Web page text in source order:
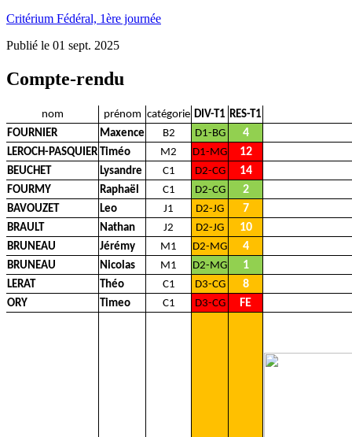
Critérium Fédéral, 1ère journée
Publié le 01 sept. 2025
Compte-rendu
nom prénom catégorie DIV-T1 RES-T1
FOURNIER
Maxence B2 D1-BG 4
LEROCH-PASQUIER Timéo M2 D1-MG 12
BEUCHET Lysandre C1 D2-CG 14
FOURMY Raphaël C1 D2-CG 2
BAVOUZET Leo J1 D2-JG 7
BRAULT Nathan J2 D2-JG 10
BRUNEAU Jérémy M1 D2-MG 4
BRUNEAU Nicolas M1 D2-MG 1
LERAT Théo C1 D3-CG 8
ORY Timeo C1 D3-CG FE